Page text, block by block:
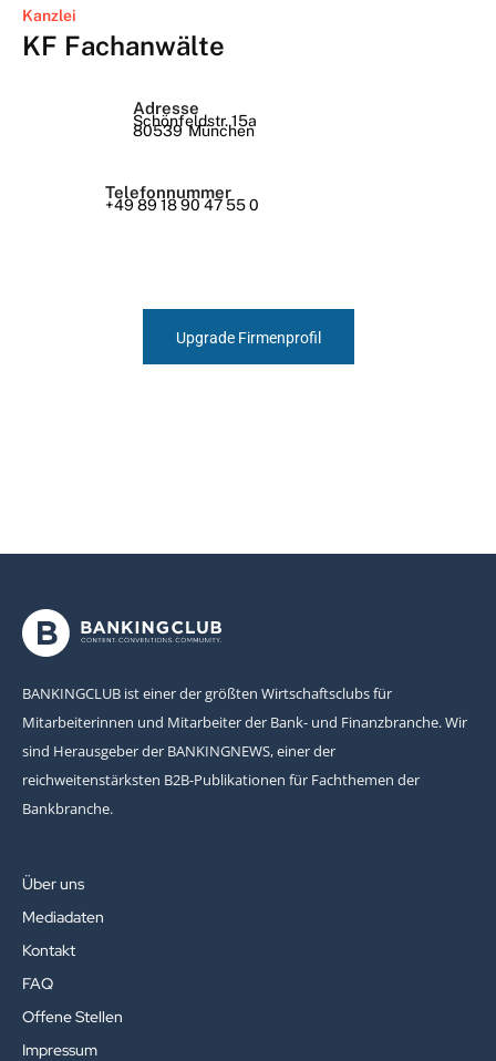
Kanzlei
KF Fachanwälte
Adresse
Schönfeldstr. 15a
80539 München
Telefonnummer
+49 89 18 90 47 55 0
Upgrade Firmenprofil
BANKINGCLUB ist einer der größten Wirtschaftsclubs für
Mitarbeiterinnen und Mitarbeiter der Bank- und Finanzbranche. Wir
sind Herausgeber der BANKINGNEWS, einer der
reichweitenstärksten B2B-Publikationen für Fachthemen der
Bankbranche.
Über uns
Mediadaten
Kontakt
FAQ
Offene Stellen
Impressum